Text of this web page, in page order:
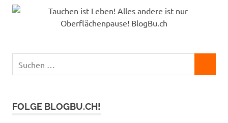
nach:
FOLGE BLOGBU.CH!